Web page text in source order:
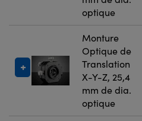
optique
Monture
Optique de
Translation
X-Y-Z, 25,4
mm de dia.
optique